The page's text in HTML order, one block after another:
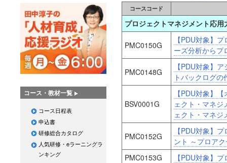
コース・教材一覧
コース日程表
申込書
研修総合カタログ
人気研修・eラーニングラ
ンキング
コースコード
プロジェクトマネジメント応用
PMC0150G
【PDU対象】
ーズ分析からプ
PMC0148G
【PDU対象】
トバックログ
BSV0001G
【PDU対象】
ェクト・マネジ
ェクト・マネジ
PMC0152G
【PDU対象】
ント ～プロア
PMC0153G
【PDU対象】